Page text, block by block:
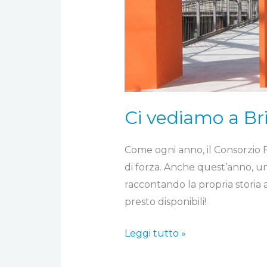
Ci vediamo a
Come ogni anno, il
di forza. Anche quest’anno,
raccontando la propria storia
presto disponibili!
Leggi tutto »